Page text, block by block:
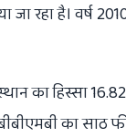
रहा है। वर्ष
का हिस्सा
का साठ